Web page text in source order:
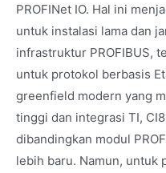
PROFINet IO. Hal ini
untuk instalasi lama dan
infrastruktur PROFIBUS,
untuk protokol berbasis
greenfield modern yang
tinggi dan integrasi TI,
dibandingkan modul
lebih baru. Namun, untuk